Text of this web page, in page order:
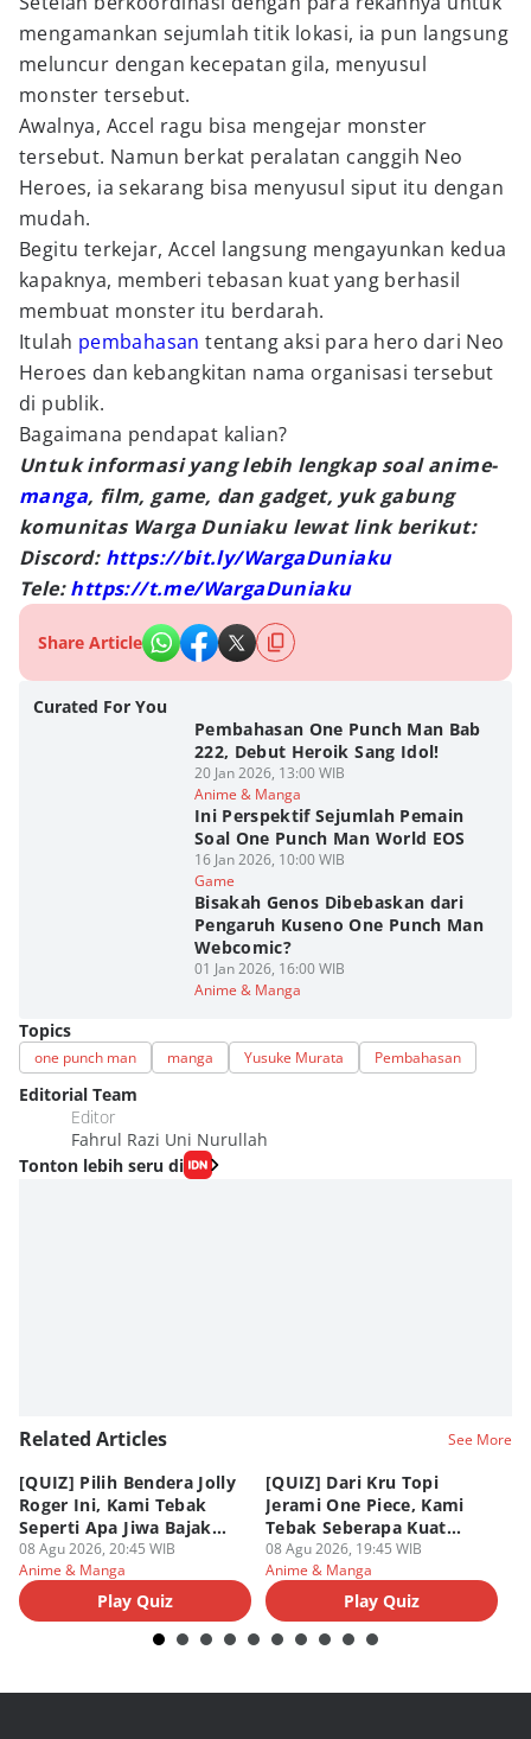
mengamankan sejumlah titik lokasi, ia pun langsung
meluncur dengan kecepatan gila, menyusul
monster tersebut.
Awalnya, Accel ragu bisa mengejar monster
tersebut. Namun berkat peralatan canggih Neo
Heroes, ia sekarang bisa menyusul siput itu dengan
mudah.
Begitu terkejar, Accel langsung mengayunkan kedua
kapaknya, memberi tebasan kuat yang berhasil
membuat monster itu berdarah.
Itulah pembahasan tentang aksi para hero dari Neo
Heroes dan kebangkitan nama organisasi tersebut
di publik.
Bagaimana pendapat kalian?
Untuk informasi yang lebih lengkap soal anime-
manga, film, game, dan gadget, yuk gabung
komunitas Warga Duniaku lewat link berikut:
Discord: https://bit.ly/WargaDuniaku
Tele:https://t.me/WargaDuniaku
Share Article
Curated For You
Pembahasan One Punch Man Bab
222, Debut Heroik Sang Idol!
20 Jan 2026, 13:00 WIB
Anime & Manga
Ini Perspektif Sejumlah Pemain
Soal One Punch Man World EOS
16 Jan 2026, 10:00 WIB
Game
Bisakah Genos Dibebaskan dari
Pengaruh Kuseno One Punch Man
Webcomic?
01 Jan 2026, 16:00 WIB
Anime & Manga
Topics
one punch man manga Yusuke Murata Pembahasan
Editorial Team
Editor
Fahrul Razi Uni Nurullah
Tonton lebih seru di
Related Articles See More
[QUIZ] Pilih Bendera Jolly
Roger Ini, Kami Tebak
Seperti Apa Jiwa Bajak
Laut Dalam Dirimu
08 Agu 2026, 20:45 WIB
Anime & Manga
Play Quiz
[QUIZ] Dari Kru Topi
Jerami One Piece, Kami
Tebak Seberapa Kuat
Mentalmu
08 Agu 2026, 19:45 WIB
Anime & Manga
Play Quiz